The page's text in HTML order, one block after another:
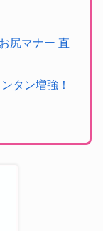
尻マナー 直
タン増強！